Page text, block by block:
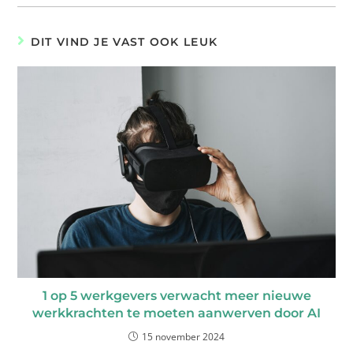
DIT VIND JE VAST OOK LEUK
1 op 5 werkgevers verwacht meer nieuwe
werkkrachten te moeten aanwerven door AI
15 november 2024